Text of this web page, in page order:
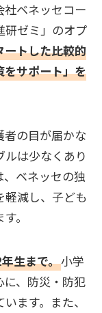
社ベネッセコー
研ゼミ」のオプ
トした比較的
をサポート」を
者の目が届かな
は少なくあり
ベネッセの独
軽減し、子ども
。
生まで。小学
、防災・防犯
ます。また、